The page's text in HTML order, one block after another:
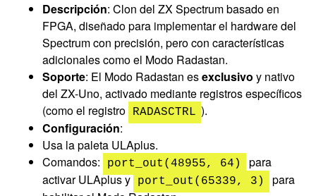
Descripción: Clon del ZX Spectrum basado en
FPGA, diseñado para implementar el hardware del
Spectrum con precisión, pero con características
adicionales como el Modo Radastan.
Soporte: El Modo Radastan esexclusivo y nativo
del ZX-Uno, activado mediante registros específicos
(como el registro
RADASCTRL ).
Configuración:
Usa la paleta ULAplus.
Comandos:
port_out(48955, 64)
para
activar ULAplus y port_out(65339, 3)
para